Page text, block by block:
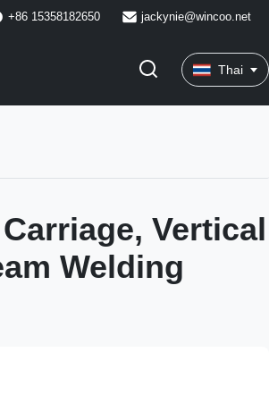
+86 15358182650 jackynie@wincoo.net
Thai
Vertical
Welding